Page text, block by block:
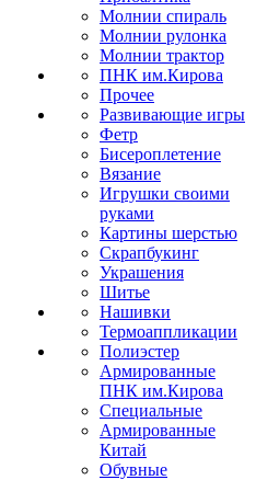
Молнии спираль
Молнии рулонка
Молнии трактор
ПНК им.Кирова
Прочее
Развивающие игры
Фетр
Бисероплетение
Вязание
Игрушки своими
руками
Картины шерстью
Скрапбукинг
Украшения
Шитье
Нашивки
Термоаппликации
Полиэстер
Армированные
ПНК им.Кирова
Специальные
Армированные
Китай
Обувные